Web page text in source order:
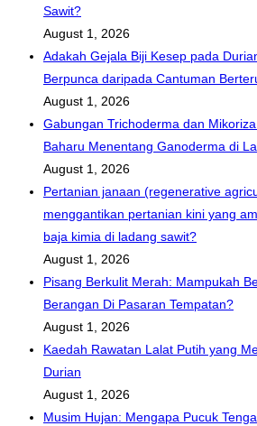
Sawit?
August 1, 2026
Adakah Gejala Biji Kesep pada
Berpunca daripada Cantuman
August 1, 2026
Gabungan Trichoderma dan
Baharu Menentang Ganoderma di
August 1, 2026
Pertanian janaan (regenerative
menggantikan pertanian kini yang
baja kimia di ladang sawit?
August 1, 2026
Pisang Berkulit Merah: Mampukah
Berangan Di Pasaran Tempatan?
August 1, 2026
Kaedah Rawatan Lalat Putih yang
Durian
August 1, 2026
Musim Hujan: Mengapa Pucuk